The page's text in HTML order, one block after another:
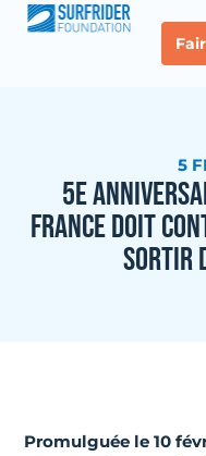
5
5E
FRANCE DOIT
SORTIR
Promulguée le 10